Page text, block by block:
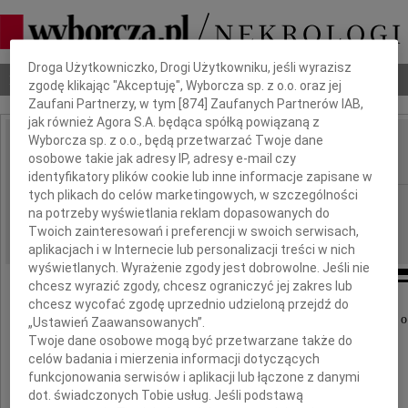
Nekrologi Odeszli Poradnik pogrzebowy
IMIĘ I NAZWISKO: Krystyna Wrzochal
REGION: Wrocław
DATA EMISJI: 06.07.2026
Z głębokim smutkiem i żalem przyjęliśmy wiadomość
Krystyny Wrzochal
Dbamy o Twoją prywatność
Droga Użytkowniczko, Drogi Użytkowniku, jeśli wyrazisz
zgodę klikając "Akceptuję", Wyborcza sp. z o.o. oraz jej
Zaufani Partnerzy, w tym [874 ] Zaufanych Partnerów IAB,
jak również Agora S.A. będąca spółką powiązaną z
Wyborcza sp. z o.o., będą przetwarzać Twoje dane
osobowe takie jak adresy IP, adresy e-mail czy
identyfikatory plików cookie lub inne informacje zapisane w
tych plikach do celów marketingowych, w szczególności
na potrzeby wyświetlania reklam dopasowanych do
Twoich zainteresowań i preferencji w swoich serwisach,
aplikacjach i w Internecie lub personalizacji treści w nich
wyświetlanych. Wyrażenie zgody jest dobrowolne. Jeśli nie
chcesz wyrazić zgody, chcesz ograniczyć jej zakres lub
chcesz wycofać zgodę uprzednio udzieloną przejdź do
„Ustawień Zaawansowanych”.
Twoje dane osobowe mogą być przetwarzane także do
celów badania i mierzenia informacji dotyczących
funkcjonowania serwisów i aplikacji lub łączone z danymi
dot. świadczonych Tobie usług. Jeśli podstawą